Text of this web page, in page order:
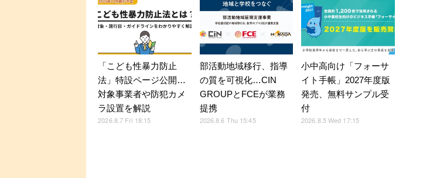
「こども性暴力防止
法」特設ページ公開…
対象事業者や防犯カメ
ラ設置を解説
2026.8.7 Fri 18:15
部活動地域移行、指導
の質を可視化…CIN
GROUPとFCEが業務
提携
2026.8.6 Thu 15:45
小中高向け「フォーサ
イト手帳」2027年度版
発売、無料サンプル受
付
2026.8.5 Wed 17:15